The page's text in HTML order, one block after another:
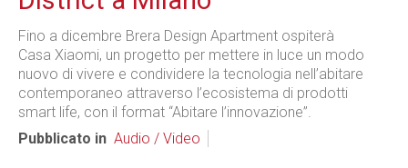
Fino a dicembre Brera Design Apartment ospiterà
Casa Xiaomi, un progetto per mettere in luce un modo
nuovo di vivere e condividere la tecnologia nell’abitare
contemporaneo attraverso l’ecosistema di prodotti
smart life, con il format “Abitare l’innovazione”.
Pubblicato in Audio / Video